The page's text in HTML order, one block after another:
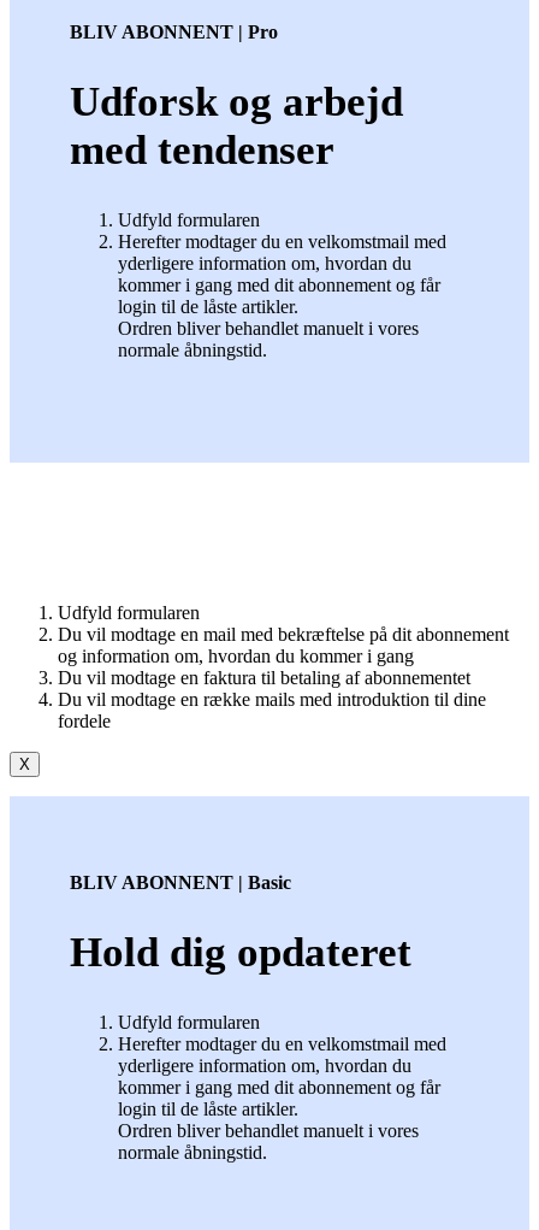
BLIV ABONNENT | Pro
Udforsk og arbejd
med tendenser
Udfyld formularen
Herefter modtager du en velkomstmail med
yderligere information om, hvordan du
kommer i gang med dit abonnement og får
login til de låste artikler.
Ordren bliver behandlet manuelt i vores
normale åbningstid.
Udfyld formularen
Du vil modtage en mail med bekræftelse på dit abonnement
og information om, hvordan du kommer i gang
Du vil modtage en faktura til betaling af abonnementet
Du vil modtage en række mails med introduktion til dine
fordele
X
BLIV ABONNENT | Basic
Hold dig opdateret
Udfyld formularen
Herefter modtager du en velkomstmail med
yderligere information om, hvordan du
kommer i gang med dit abonnement og får
login til de låste artikler.
Ordren bliver behandlet manuelt i vores
normale åbningstid.